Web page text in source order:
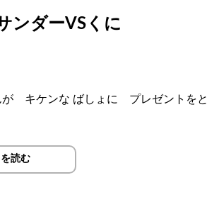
ンダーVSくに
キケンな ばしょに プレゼントをと
ません。
読む